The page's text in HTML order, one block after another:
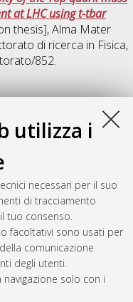
utilizza i
necessari per il suo
di tracciamento
tuo consenso.
facoltativi sono usati per
comunicazione
degli utenti.
solo con i
at LHC using t-tbar
thesis], Alma Mater
di ricerca in Fisica,
852.
events at 13 TeV in the
radius jets and a
the CMS experiment
Università di
, 33 Ciclo. DOI
7 20:44:55 2026 CEST